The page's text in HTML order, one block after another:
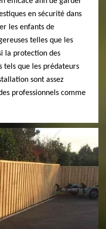
en sécurité dans
les enfants de
telles que les
la protection des
tels que les prédateurs
sont assez
professionnels comme